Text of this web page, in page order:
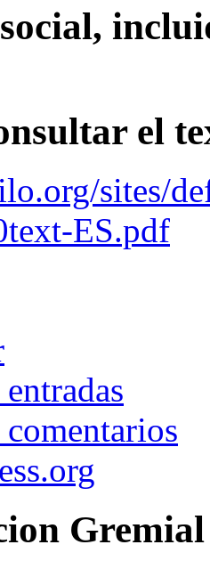
el
sites/
ES.pdf
comentarios
Gremial